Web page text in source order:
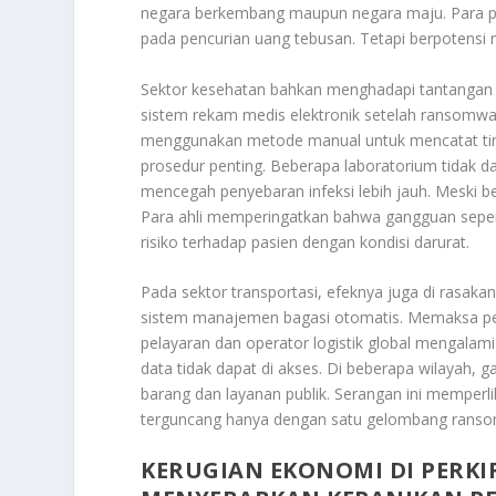
negara berkembang maupun negara maju.
pada pencurian uang tebusan. Tetapi
Sektor kesehatan bahkan menghadapi
sistem rekam medis elektronik setelah
menggunakan metode manual untuk mencatat
prosedur penting. Beberapa laboratorium tidak
mencegah penyebaran infeksi lebih jauh. Meski
Para ahli memperingatkan bahwa gangguan
risiko terhadap pasien dengan kondisi darurat.
Pada sektor transportasi, efeknya juga di
sistem manajemen bagasi otomatis. Memaksa
pelayaran dan operator logistik global
data tidak dapat di akses. Di beberapa wilayah,
barang dan layanan publik. Serangan ini
terguncang hanya dengan satu gelombang
KERUGIAN EKONOMI DI